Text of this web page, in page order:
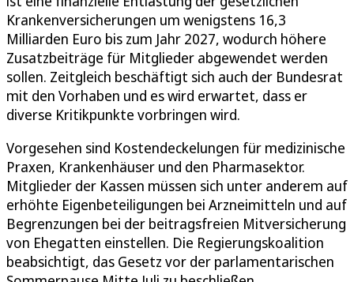
Krankenversicherungen um wenigstens 16,3
Milliarden Euro bis zum Jahr 2027, wodurch höhere
Zusatzbeiträge für Mitglieder abgewendet werden
sollen. Zeitgleich beschäftigt sich auch der Bundesrat
mit den Vorhaben und es wird erwartet, dass er
diverse Kritikpunkte vorbringen wird.
Vorgesehen sind Kostendeckelungen für medizinische
Praxen, Krankenhäuser und den Pharmasektor.
Mitglieder der Kassen müssen sich unter anderem auf
erhöhte Eigenbeteiligungen bei Arzneimitteln und auf
Begrenzungen bei der beitragsfreien Mitversicherung
von Ehegatten einstellen. Die Regierungskoalition
beabsichtigt, das Gesetz vor der parlamentarischen